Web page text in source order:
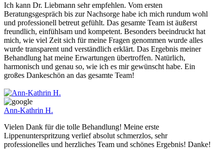
Ich kann Dr. Liebmann sehr empfehlen. Vom ersten
Beratungsgespräch bis zur Nachsorge habe ich mich rundum wohl
und professionell betreut gefühlt. Das gesamte Team ist äußerst
freundlich, einfühlsam und kompetent. Besonders beeindruckt hat
mich, wie viel Zeit sich für meine Fragen genommen wurde alles
wurde transparent und verständlich erklärt. Das Ergebnis meiner
Behandlung hat meine Erwartungen übertroffen. Natürlich,
harmonisch und genau so, wie ich es mir gewünscht habe. Ein
großes Dankeschön an das gesamte Team!
Ann-Kathrin H.
Vielen Dank für die tolle Behandlung! Meine erste
Lippenunterspritzung verlief absolut schmerzlos, sehr
professionelles und herzliches Team und schönes Ergebnis! Danke!